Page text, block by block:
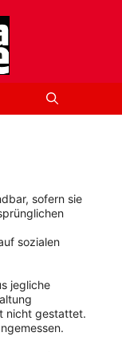
sofern sie
sozialen
jegliche
nicht gestattet.